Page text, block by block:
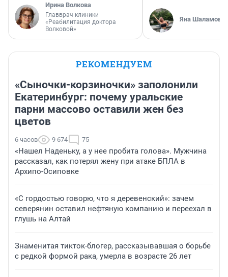
Ирина Волкова
Главврач клиники
«Реабилитация доктора
Волковой»
Яна Шаламова
РЕКОМЕНДУЕМ
«Сыночки-корзиночки» заполонили
Екатеринбург: почему уральские
парни массово оставили жен без
цветов
6 часов 9 674 75
«Нашел Наденьку, а у нее пробита голова». Мужчина
рассказал, как потерял жену при атаке БПЛА в
Архипо-Осиповке
«С гордостью говорю, что я деревенский»: зачем
северянин оставил нефтяную компанию и переехал в
глушь на Алтай
Знаменитая тикток-блогер, рассказывавшая о борьбе
с редкой формой рака, умерла в возрасте 26 лет